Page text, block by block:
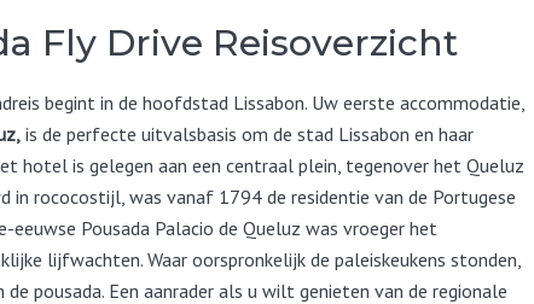
Fly Drive Reisoverzicht
begint in de hoofdstad Lissabon. Uw eerste accommodatie,
is de perfecte uitvalsbasis om de stad Lissabon en haar
hotel is gelegen aan een centraal plein, tegenover het Queluz
in rococostijl, was vanaf 1794 de residentie van de Portugese
eeuwse Pousada Palacio de Queluz was vroeger het
lijfwachten. Waar oorspronkelijk de paleiskeukens stonden,
pousada. Een aanrader als u wilt genieten van de regionale